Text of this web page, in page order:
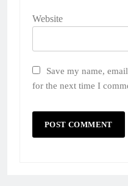
Website
Save my name,
for the next time I